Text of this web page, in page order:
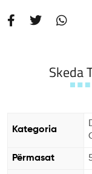
Skeda
Kategoria
Përmasat